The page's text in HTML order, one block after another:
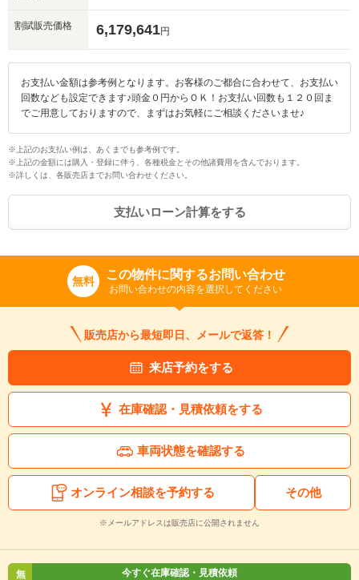
割賦販売価格 6,179,641円
お支払い金額は参考例となります。お客様のご都合に合わせて、お支払い
回数なども設定できます♪頭金０円からＯＫ！お支払い回数も１２０回ま
でご用意しておりますので、まずはお気軽にご相談くださいませ♪
※上記のお支払い例は、あくまでも参考例です。
※上記の金額には購入・登録に伴う、各種税金とその他諸費用を含んでおります。
※詳しくは、各販売店までお問い合わせください。
支払いローン計算をする
無料 この物件に関するお問い合わせ
お問い合わせの内容を選択してください
販売店から最短即日、メールで返答！
来店予約をする
在庫確認・見積依頼をする
車両状態を確認する
オンライン相談を予約する その他
※メールアドレスは販売店に公開されません
無 今すぐ在庫確認・見積依頼